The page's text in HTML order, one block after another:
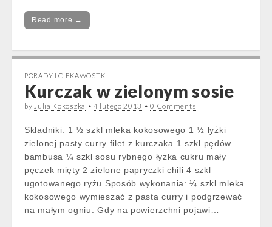
Read more →
PORADY I CIEKAWOSTKI
Kurczak w zielonym sosie
by Julia Kokoszka •4 lutego 2013 •0 Comments
Składniki: 1 ½ szkl mleka kokosowego 1 ½ łyżki
zielonej pasty curry filet z kurczaka 1 szkl pędów
bambusa ¼ szkl sosu rybnego łyżka cukru mały
pęczek mięty 2 zielone papryczki chili 4 szkl
ugotowanego ryżu Sposób wykonania: ¼ szkl mleka
kokosowego wymieszać z pasta curry i podgrzewać
na małym ogniu. Gdy na powierzchni pojawi…